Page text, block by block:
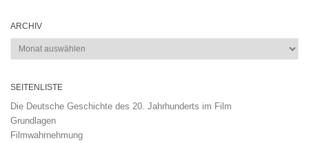
ARCHIV
Archiv
SEITENLISTE
Die Deutsche Geschichte des 20. Jahrhunderts im Film
Grundlagen
Filmwahrnehmung